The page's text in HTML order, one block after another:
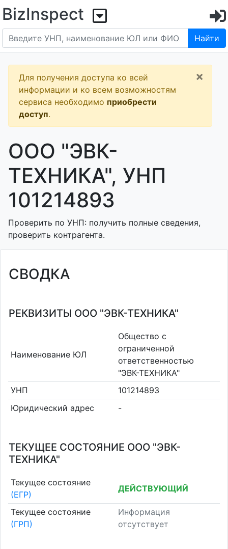
BizInspect
Найти
Для получения доступа ко всей
информации и ко всем возможностям
сервиса необходимо приобрести
доступ.
×
ООО "ЭВК-
ТЕХНИКА", УНП
101214893
Проверить по УНП: получить полные сведения,
проверить контрагента.
СВОДКА
РЕКВИЗИТЫ ООО "ЭВК-ТЕХНИКА"
Наименование ЮЛ
Общество с
ограниченной
ответственностью
"ЭВК-ТЕХНИКА"
УНП
101214893
Юридический адрес
-
ТЕКУЩЕЕ СОСТОЯНИЕ ООО "ЭВК-
ТЕХНИКА"
Текущее состояние
(ЕГР)
ДЕЙСТВУЮЩИЙ
Текущее состояние
(ГРП)
Информация
отсутствует